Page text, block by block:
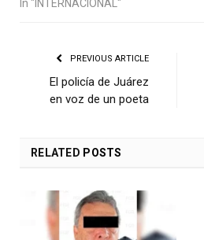
In "INTERNACIONAL"
PREVIOUS ARTICLE
El policía de Juárez
en voz de un poeta
RELATED POSTS